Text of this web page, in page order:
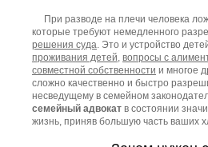
При разводе на плечи человека
которые требуют немедленного
решения суда. Это и устройство
проживания детей, вопросы с
совместной собственности и многое
сложно качественно и быстро
несведущему в семейном
семейный адвокат в состоянии
жизнь, приняв большую часть ваших